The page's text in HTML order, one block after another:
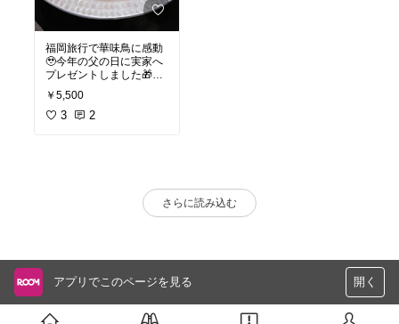
福岡旅行で華味鳥に感動
🥹今年の父の日に実家へ
プレゼントしました🎁す
っごく喜んでくれまし
た❣️鶏やお野菜を取皿に
入れ、すこーしのお塩で
#ごち
￥5,500
3 2
さらに読み込む
アプリでこのページを見る 開く